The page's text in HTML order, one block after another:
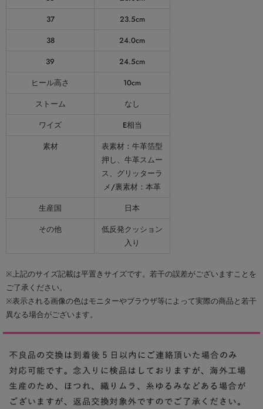
37
23.5cm
38
24.0cm
39
24.5cm
ヒール高さ
10cm
ストーム
なし
ワイズ
E相当
素材
表素材：牛革箔型
押し、牛革スムー
ス、グリッターラ
メ/裏素材：本革
生産国
日本
その他
低反発クッション
入り
※上記のサイズ記載は平置きサイズです。若干の誤差がございますことを
ご了承ください。
※表示される画像の色はモニターやブラウザ等によって実際の商品と若干
異なる場合がございます。